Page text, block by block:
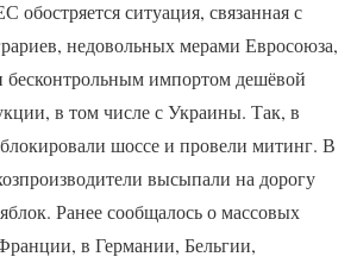
обостряется ситуация, связанная с
недовольных мерами Евросоюза,
импортом дешёвой
в том числе с Украины. Так, в
шоссе и провели митинг. В
высыпали на дорогу
Ранее сообщалось о массовых
в Германии, Бельгии,